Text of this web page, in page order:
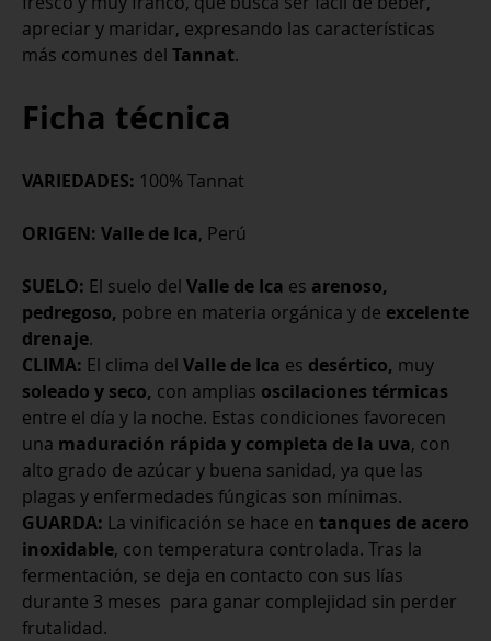
apreciar y maridar, expresando las características
más comunes del Tannat.
Ficha técnica
VARIEDADES: 100% Tannat
ORIGEN: Valle de Ica, Perú
SUELO: El suelo del Valle de Ica es arenoso,
pedregoso, pobre en materia orgánica y de excelente
drenaje.
CLIMA: El clima del Valle de Ica es desértico, muy
soleado y seco, con amplias oscilaciones térmicas
entre el día y la noche. Estas condiciones favorecen
una maduración rápida y completa de la uva, con
alto grado de azúcar y buena sanidad, ya que las
plagas y enfermedades fúngicas son mínimas.
GUARDA: La vinificación se hace en tanques de acero
inoxidable, con temperatura controlada. Tras la
fermentación, se deja en contacto con sus lías
durante 3 meses para ganar complejidad sin perder
frutalidad.